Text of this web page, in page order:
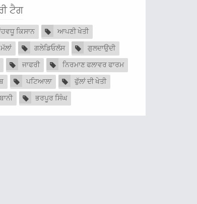
ਟੈਗ
ਕਿਸਾਨ
ਆਪਣੀ ਖੇਤੀ
ਗਲੇਡਿਓਲੱਸ
ਗੁਲਦਾਉਦੀ
ਜਾਫਰੀ
ਨਿਰਮਾਣ ਫਲਾਵਰ ਫਾਰਮ
ਪਟਿਆਲਾ
ਫੁੱਲਾਂ ਦੀ ਖੇਤੀ
ਭਰਪੂਰ ਸਿੰਘ